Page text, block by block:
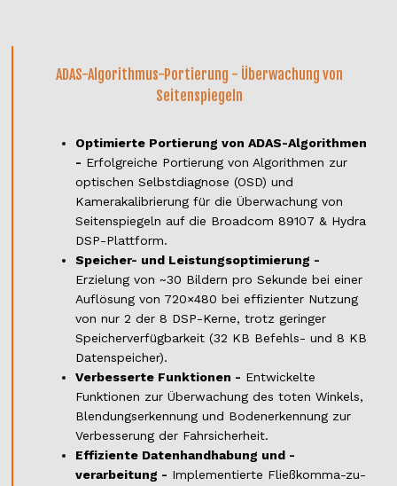
ADAS-Algorithmus-Portierung - Überwachung von
Seitenspiegeln
Optimierte Portierung von ADAS-Algorithmen
- Erfolgreiche Portierung von Algorithmen zur
optischen Selbstdiagnose (OSD) und
Kamerakalibrierung für die Überwachung von
Seitenspiegeln auf die Broadcom 89107 & Hydra
DSP-Plattform.
Speicher- und Leistungsoptimierung -
Erzielung von ~30 Bildern pro Sekunde bei einer
Auflösung von 720×480 bei effizienter Nutzung
von nur 2 der 8 DSP-Kerne, trotz geringer
Speicherverfügbarkeit (32 KB Befehls- und 8 KB
Datenspeicher).
Verbesserte Funktionen - Entwickelte
Funktionen zur Überwachung des toten Winkels,
Blendungserkennung und Bodenerkennung zur
Verbesserung der Fahrsicherheit.
Effiziente Datenhandhabung und -
verarbeitung - Implementierte Fließkomma-zu-